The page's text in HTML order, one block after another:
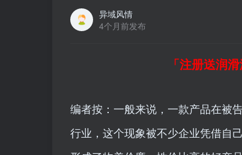
异域风情
4个月前发布
「注册送润
编者按：一般来说，一款产品在被
行业，这个现象被不少企业凭借自